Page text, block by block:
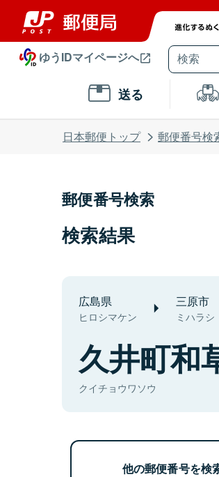
ゆうIDマイページへ
送る
日本郵便トップ 郵便番号検
郵便番号検索
検索結果
広島県
ヒロシマケン
三原市
ミハラシ
久井町和
クイチョウワソウ
他の郵便番号を検